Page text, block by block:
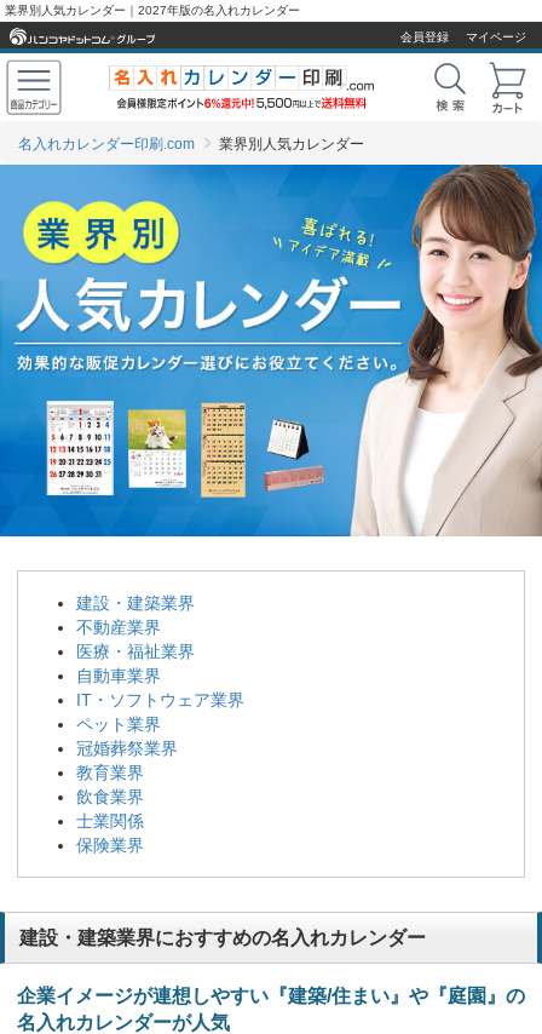
業界別人気カレンダー｜2027年版の名入れカレンダー
会員登録
マイページ
名入れカレンダー印刷.com 業界別人気カレンダー
建設・建築業界
不動産業界
医療・福祉業界
自動車業界
IT・ソフトウェア業界
ペット業界
冠婚葬祭業界
教育業界
飲食業界
士業関係
保険業界
建設・建築業界におすすめの名入れカレンダー
企業イメージが連想しやすい『建築/住まい』や『庭園』の
名入れカレンダーが人気